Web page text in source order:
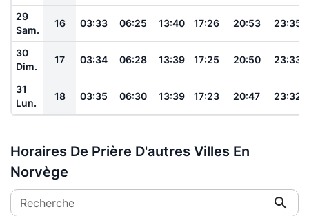
29
Sam.
16 03:33 06:25 13:40 17:26 20:53 23:35
30
Dim.
17 03:34 06:28 13:39 17:25 20:50 23:33
31
Lun.
18 03:35 06:30 13:39 17:23 20:47 23:32
Horaires De Prière D'autres Villes En
Norvège
Recherche